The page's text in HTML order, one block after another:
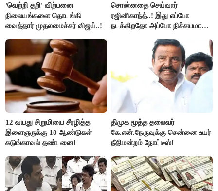
'வெற்றி தறி' விற்பனை
நிலையங்களை தொடங்கி
வைத்தார் முதலமைச்சர் விஜய்..!
சொன்னதை செய்வார்
ரஜினிகாந்த்..! இது எப்போ
நடக்கிறதோ அப்போ நிச்சயமாக
ரஜினிகாந்த்..!
12 வயது சிறுமியை சீரழித்த
இளைஞருக்கு 10 ஆண்டுகள்
கடுங்காவல் தண்டனை!
திமுக மூத்த தலைவர்
கே.என்.நேருவுக்கு சென்னை உயர்
நீதிமன்றம் நோட்டீஸ்!